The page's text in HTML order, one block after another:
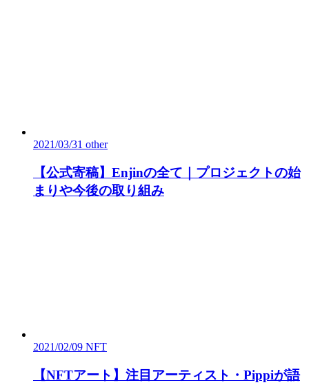
2021/03/31 other
【公式寄稿】Enjinの全て｜プロジェクトの始
まりや今後の取り組み
2021/02/09 NFT
【NFTアート】注目アーティスト・Pippiが語